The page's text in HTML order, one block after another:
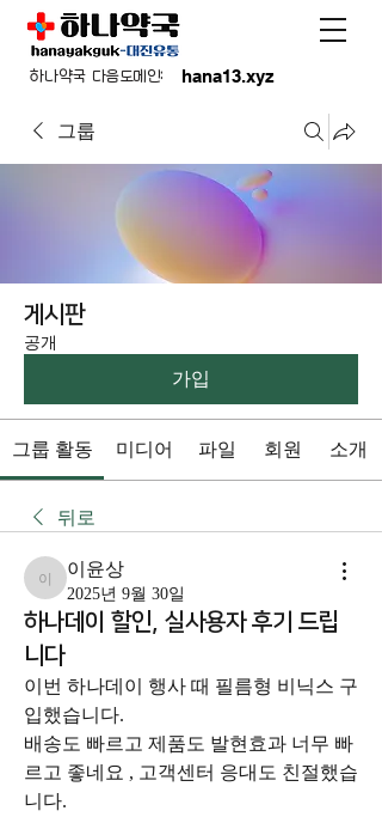
hana13.xyz
하나약국 다음도메인:
그룹
게시판
공개
가입
그룹 활동 미디어 파일 회원 소개
뒤로
이윤상
이윤상
2025년 9월 30일
하나데이 할인, 실사용자 후기 드립
니다
이번 하나데이 행사 때 필름형 비닉스 구
입했습니다.
배송도 빠르고 제품도 발현효과 너무 빠
르고 좋네요 , 고객센터 응대도 친절했습
니다.